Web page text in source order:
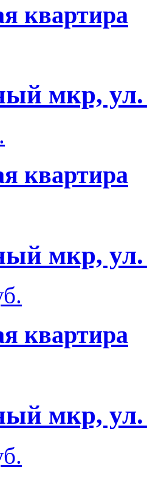
квартира
мкр, ул.
квартира
мкр,
квартира
мкр,